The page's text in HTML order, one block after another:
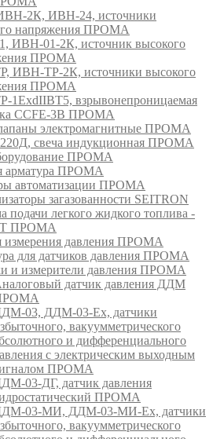
2К, ИВН-24, источники
напряжения ПРОМА
ИВН-01-2К, источник высокого
ПРОМА
ИВН-ТР-2К, источники высокого
ПРОМА
1ExdIIBT5, взрывонепроницаемая
CCFE-3B ПРОМА
электромагнитные ПРОМА
свеча индукционная ПРОМА
ПРОМА
арматура ПРОМА
автоматизации ПРОМА
загазованности SEITRON
подачи легкого жидкого топлива -
ПРОМА
измерения давления ПРОМА
для датчиков давления ПРОМА
и измерители давления ПРОМА
датчик давления ДДМ
03, ДДМ-03-Ех, датчики
вакуумметрического
и дифференциального
с электрическим выходным
ПРОМА
03-ДГ, датчик давления
ПРОМА
03-МИ, ДДМ-03-МИ-Ех, датчики
вакуумметрического